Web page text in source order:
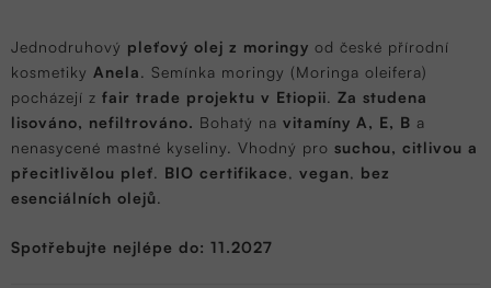
Jednodruhový pleťový olej z moringy od české přírodní
kosmetiky Anela. Semínka moringy (Moringa oleifera)
pocházejí z fair trade projektu v Etiopii. Za studena
lisováno, nefiltrováno. Bohatý na vitamíny A, E, B a
nenasycené mastné kyseliny. Vhodný pro suchou, citlivou a
přecitlivělou pleť. BIO certifikace, vegan, bez
esenciálních olejů.
Spotřebujte nejlépe do: 11.2027